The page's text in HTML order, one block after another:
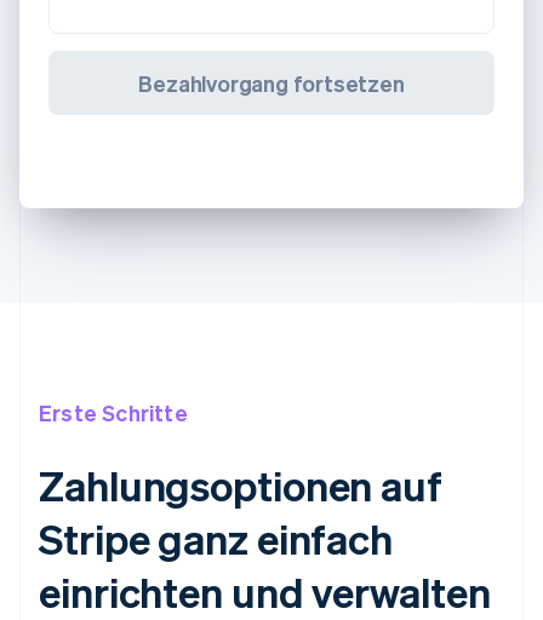
Bezahlvorgang fortsetzen
Erste Schritte
Zahlungsoptionen auf
Stripe ganz einfach
einrichten und verwalten